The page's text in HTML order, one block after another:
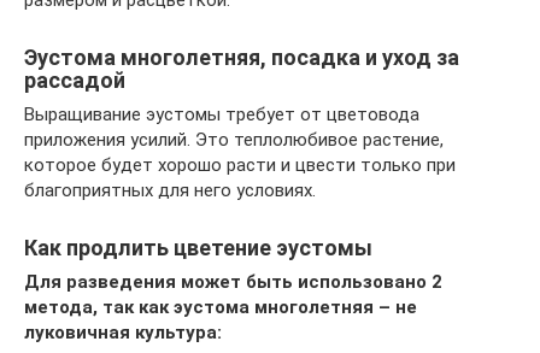
Эустома многолетняя, посадка и уход за
рассадой
Выращивание эустомы требует от цветовода
приложения усилий. Это теплолюбивое растение,
которое будет хорошо расти и цвести только при
благоприятных для него условиях.
Как продлить цветение эустомы
Для разведения может быть использовано 2
метода, так как эустома многолетняя – не
луковичная культура: